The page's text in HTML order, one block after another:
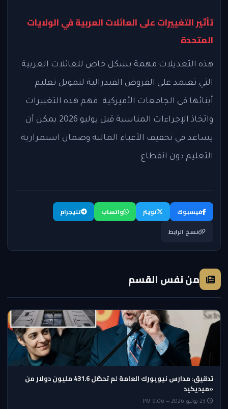
تأثير التغييرات على العائلات العربية في الولايات
المتحدة
هذه التعديلات مهمة بشكل خاص للعائلات العربية
التي تعتمد على القروض الفيدرالية لتمويل تعليم
أبنائها في الجامعات الأميركية. فهم هذه التغييرات
واتخاذ الإجراءات المناسبة قبل يوليو 2026 يمكن أن
يساعد في تخفيف الأعباء المالية وضمان استمرارية
التعليم دون انقطاع.
فيسبوك تويتر واتساب
تليجرام
نسخ الرابط
من نفس القسم
تدقيق: مدارس نيويورك العامة لم تحصّل 431.6 مليون دولار من
«ميديكيد